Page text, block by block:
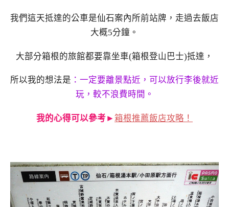
我們這天抵達的公車是仙石案內所前站牌，走過去飯店
大概5分鐘。
大部分箱根的旅館都要靠坐車(箱根登山巴士)抵達，
所以我的想法是 ：一定要離景點近，可以放行李後就近
玩，較不浪費時間。
我的心得可以參考► 箱根推薦飯店攻略！